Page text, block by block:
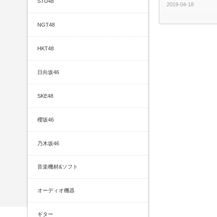
2019-04-18
NGT48
HKT48
日向坂46
SKE48
櫻坂46
乃木坂46
音楽機材&ソフト
オーディオ機器
ギター